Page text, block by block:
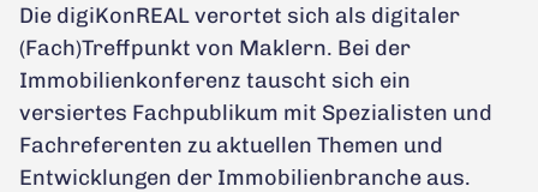
Die digiKonREAL verortet sich als digitaler
(Fach)Treffpunkt von Maklern. Bei der
Immobilienkonferenz tauscht sich ein
versiertes Fachpublikum mit Spezialisten und
Fachreferenten zu aktuellen Themen und
Entwicklungen der Immobilienbranche aus.